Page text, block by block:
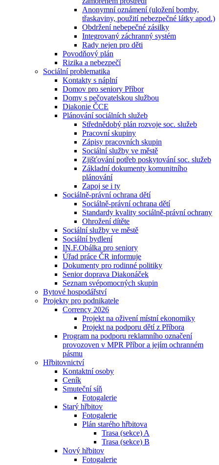
Anonymní oznámení (uložení bomby,
třaskaviny, použití nebezpečné látky apod.)
Obdržení nebepečné zásilky
Integrovaný záchranný systém
Rady nejen pro děti
Povodňový plán
Rizika a nebezpečí
Sociální problematika
Kontakty s náplní
Domov pro seniory Příbor
Domy s pečovatelskou službou
Diakonie ČCE
Plánování sociálních služeb
Střednědobý plán rozvoje soc. služeb
Pracovní skupiny
Zápisy pracovních skupin
Sociální služby ve městě
Zjišťování potřeb poskytování soc. služeb
Základní dokumenty komunitního
plánování
Zapoj se i ty
Sociálně-právní ochrana dětí
Sociálně-právní ochrana dětí
Standardy kvality sociálně-právní ochrany
Ohrožení dítěte
Sociální služby ve městě
Sociální bydlení
IN.F.Obálka pro seniory
Úřad práce ČR informuje
Dokumenty pro rodinné politiky
Senior doprava Diakonáček
Seznam svépomocných skupin
Bytové hospodářství
Projekty pro podnikatele
Corrency 2026
Projekt na oživení místní ekonomiky
Projekt na podporu dětí z Příbora
Program na podporu reklamního označení
provozoven v MPR Příbor a jejím ochranném
pásmu
Hřbitovnictví
Kontaktní osoby
Ceník
Smuteční síň
Fotogalerie
Starý hřbitov
Fotogalerie
Plán starého hřbitova
Trasa (sekce) A
Trasa (sekce) B
Nový hřbitov
Fotogalerie